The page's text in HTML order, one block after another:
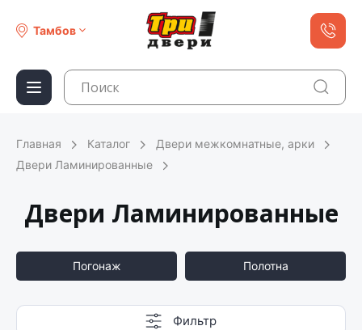
Тамбов
Главная Каталог
Двери межкомнатные, арки
Двери Ламинированные
Двери Ламинированные
Погонаж Полотна
Фильтр